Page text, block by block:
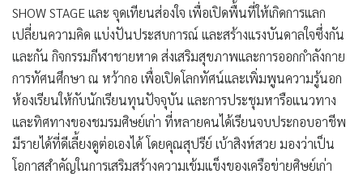
SHOW STAGE และ จุดเทียนส่องใจ เพื่อเปิดพื้นที่ให้เกิดการแลก
เปลี่ยนความคิด แบ่งปันประสบการณ์ และสร้างแรงบันดาลใจซึ่งกัน
และกัน กิจกรรมกีฬาชายหาด ส่งเสริมสุขภาพและการออกกำลังกาย
การทัศนศึกษา ณ หว้ากอ เพื่อเปิดโลกทัศน์และเพิ่มพูนความรู้นอก
ห้องเรียนให้กับนักเรียนทุนปัจจุบัน และการประชุมหารือแนวทาง
และทิศทางของชมรมศิษย์เก่า ที่หลายคนได้เรียนจบประกอบอาชีพ
มีรายได้ที่ดีเลี้ยงดูต่อเองได้ โดยคุณสุปรีย์ เบ้าสิงห์สวย มองว่าเป็น
โอกาสสำคัญในการเสริมสร้างความเข้มแข็งของเครือข่ายศิษย์เก่า